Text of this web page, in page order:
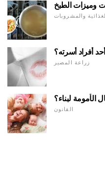
وميزات الطبخ
والمشروبات
أفراد أسرته؟
زراعة المصير
الأمومة لبناء؟
القانون